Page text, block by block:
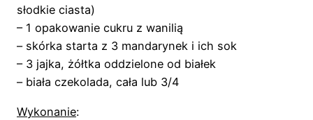
słodkie ciasta)
– 1 opakowanie cukru z wanilią
– skórka starta z 3 mandarynek i ich sok
– 3 jajka, żółtka oddzielone od białek
– biała czekolada, cała lub 3/4
Wykonanie: